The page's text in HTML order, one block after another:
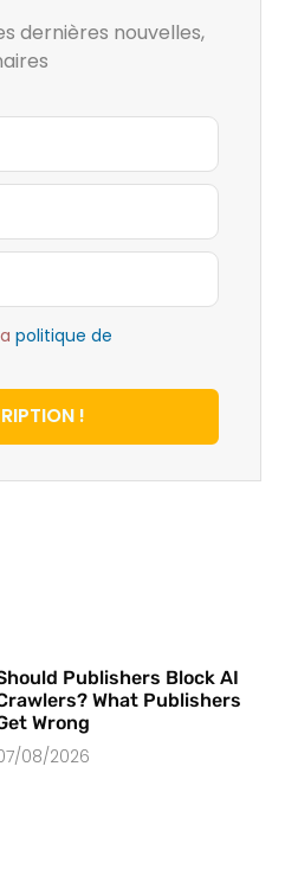
dernières nouvelles,
politique de
!
Publishers Block AI
What Publishers
Wrong
08/2026